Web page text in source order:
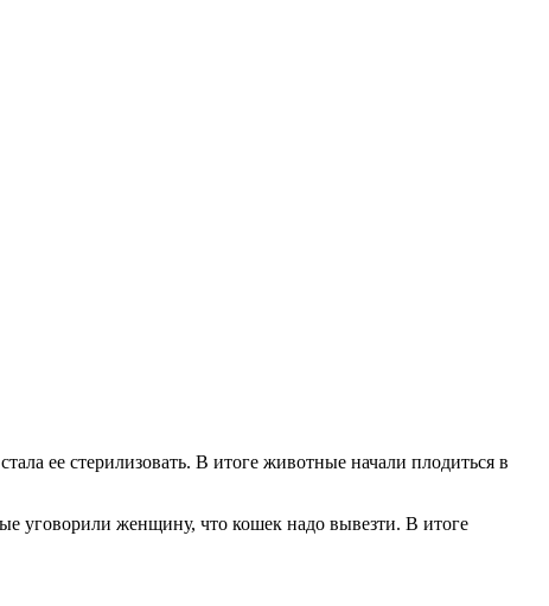
ее стерилизовать. В итоге животные начали плодиться в
уговорили женщину, что кошек надо вывезти. В итоге